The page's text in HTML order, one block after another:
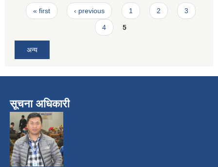
Pages
« first ‹ previous 1 2 3
4 5
अन्य
सूचना अधिकारी